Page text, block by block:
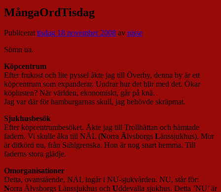
MångaOrdTisdag
Publicerattisdag 18 november 2008 av nisse
Sömn ua.
Köpcentrum
Efter frukost och lite pyssel åkte jag till Överby, denna by är ett
köpcentrum som expanderar. Undrar hur det blir med det. Ökar
köplusten? När världen, ekonomiskt, går på knä.
Jag var där för hamburgarnas skull, jag behövde skräpmat.
Sjukhusbesök
Efter köpcentrumbesöket. Åkte jag till Trollhättan och hämtade
fadern. Vi skulle åka till NÄL (Norra Älvsborgs Länssjukhus). Mor
är ditkörd nu, från Sahlgrenska. Hon är nog snart hemma. Till
faderns stora glädje.
Omorganisationer
Detta, ovanstående, NÄL ingår i NU-sjukvården. NU, står för:
Norra Älvsborgs Länssjukhus och Uddevalla sjukhus. Detta ’NU’ är